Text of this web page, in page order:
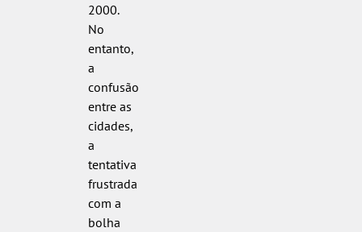
2000.
No
entanto,
a
confusão
entre as
cidades,
a
tentativa
frustrada
com a
bolha